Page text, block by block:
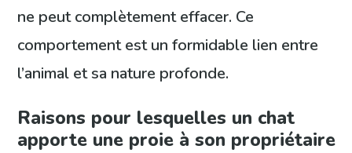
ne peut complètement effacer. Ce
comportement est un formidable lien entre
l’animal et sa nature profonde.
Raisons pour lesquelles un chat
apporte une proie à son propriétaire